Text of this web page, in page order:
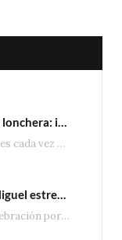
De la despensa a la lonchera: ideas rápidas para el regreso a clases
Con el regreso a clases cada vez más cerca, las familias comienzan a reorganizar horarios,…
Coca-Cola y Luis Miguel estrenan el comercial que celebra 100 años de historia junto a México
Como parte de la celebración por sus primeros 100 años enMéxico, Coca-Cola presenta hoy el…